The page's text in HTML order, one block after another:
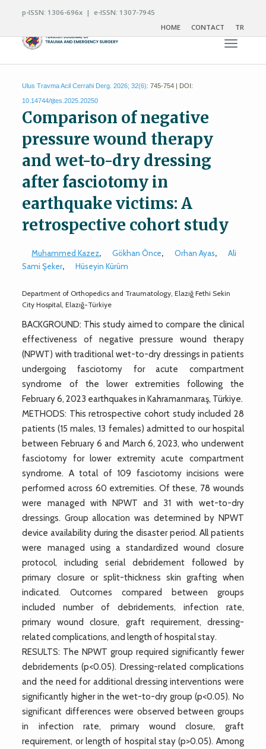
p-ISSN: 1306-696x | e-ISSN: 1307-7945
HOME
CONTACT TR
Toggle
Ulus Travma Acil Cerrahi Derg. 2026; 32(6): 745-754 | DOI:
10.14744/tjtes.2025.20250
Comparison of negative
pressure wound therapy
and wet-to-dry dressing
after fasciotomy in
earthquake victims: A
retrospective cohort study
Muhammed Kazez, Gökhan Önce, Orhan Ayas,
Ali
Sami Şeker, Hüseyin Kürüm
Department of Orthopedics and Traumatology, Elazığ Fethi Sekin
City Hospital, Elazığ-Türkiye
BACKGROUND: This study aimed to compare the clinical
effectiveness of negative pressure wound therapy
(NPWT) with traditional wet-to-dry dressings in patients
undergoing fasciotomy for acute compartment
syndrome of the lower extremities following the
February 6, 2023 earthquakes in Kahramanmaraş, Türkiye.
METHODS: This retrospective cohort study included 28
patients (15 males, 13 females) admitted to our hospital
between February 6 and March 6, 2023, who underwent
fasciotomy for lower extremity acute compartment
syndrome. A total of 109 fasciotomy incisions were
performed across 60 extremities. Of these, 78 wounds
were managed with NPWT and 31 with wet-to-dry
dressings. Group allocation was determined by NPWT
device availability during the disaster period. All patients
were managed using a standardized wound closure
protocol, including serial debridement followed by
primary closure or split-thickness skin grafting when
indicated. Outcomes compared between groups
included number of debridements, infection rate,
primary wound closure, graft requirement, dressing-
related complications, and length of hospital stay.
RESULTS: The NPWT group required significantly fewer
debridements (p<0.05). Dressing-related complications
and the need for additional dressing interventions were
significantly higher in the wet-to-dry group (p<0.05). No
significant differences were observed between groups
in infection rate, primary wound closure, graft
requirement, or length of hospital stay (p>0.05). Among